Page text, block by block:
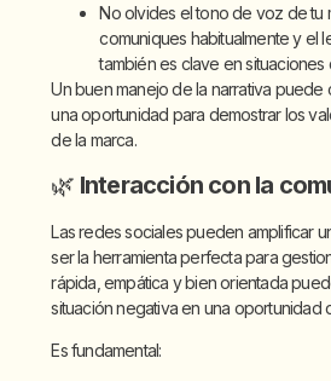
No olvides el tono de voz de tu
comuniques habitualmente y el
también es clave en situaciones
Un buen manejo de la narrativa puede
una oportunidad para demostrar los
de la marca.
🌿 Interacción con la
Las redes sociales pueden amplificar
ser la herramienta perfecta para
rápida, empática y bien orientada
situación negativa en una oportunidad
Es fundamental: